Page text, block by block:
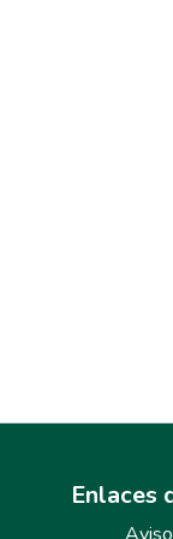
Enlaces